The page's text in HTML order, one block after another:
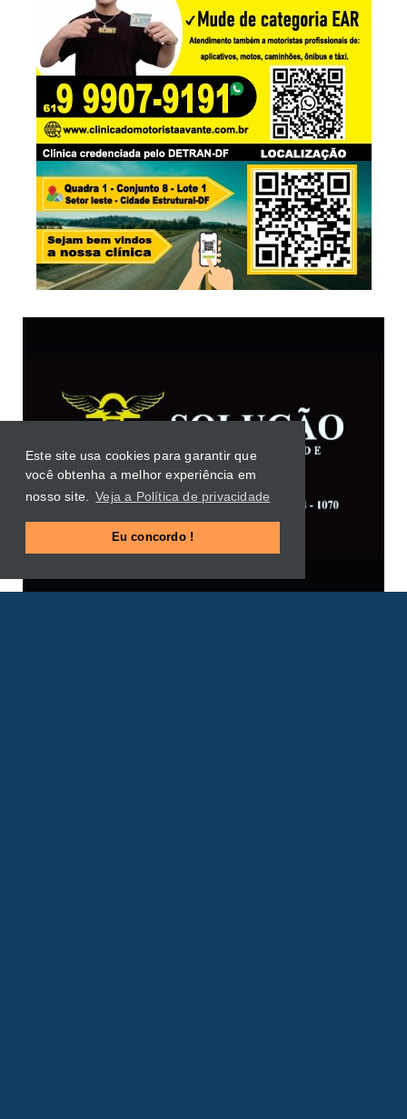
Este site usa cookies para garantir que
você obtenha a melhor experiência em
nosso site.
Veja a Política de privacidade
Eu concordo !